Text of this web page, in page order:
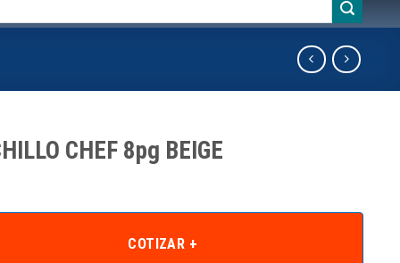
CHEF 8pg BEIGE
COTIZAR +